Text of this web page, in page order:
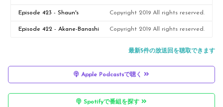
Hōseki/Ruri Rocks
Episode 423 - Shaun's
Crunchyroll Recommendations
Copyright 2019 All rights reserved.
Episode 422 - Akane-Banashi Copyright 2019 All rights reserved.
最新5件の放送回を聴取できます
Apple Podcastsで聴く
Spotifyで番組を探す